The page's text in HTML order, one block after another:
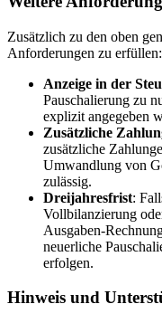
Zusätzlich zu den oben
Anforderungen zu erfüllen:
Anzeige in der
Pauschalierung zu
explizit angegeben
Zusätzliche
zusätzliche
Umwandlung von
zulässig.
Dreijahresfrist:
Vollbilanzierung
Ausgaben-
neuerliche
erfolgen.
Hinweis und